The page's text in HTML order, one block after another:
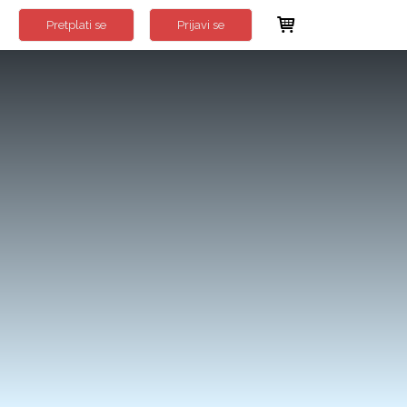
Pretplati se Prijavi se